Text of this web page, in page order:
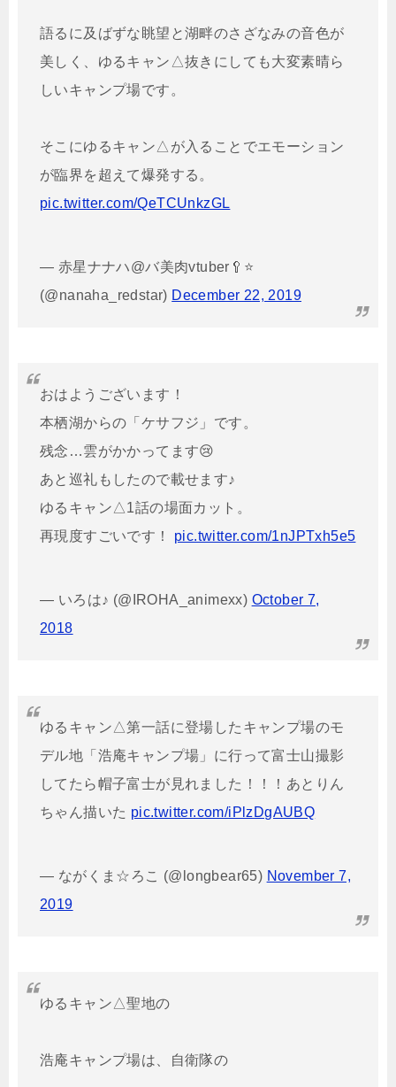
語るに及ばずな眺望と湖畔のさざなみの音色が
美しく、ゆるキャン△抜きにしても大変素晴ら
しいキャンプ場です。
そこにゆるキャン△が入ることでエモーション
が臨界を超えて爆発する。
pic.twitter.com/QeTCUnkzGL
— 赤星ナナハ@バ美肉vtuber🥄⭐️
(@nanaha_redstar) December 22, 2019
おはようございます！
本栖湖からの「ケサフジ」です。
残念…雲がかかってます😢
あと巡礼もしたので載せます♪
ゆるキャン△1話の場面カット。
再現度すごいです！ pic.twitter.com/1nJPTxh5e5
— いろは♪ (@IROHA_animexx) October 7,
2018
ゆるキャン△第一話に登場したキャンプ場のモ
デル地「浩庵キャンプ場」に行って富士山撮影
してたら帽子富士が見れました！！！あとりん
ちゃん描いた pic.twitter.com/iPlzDgAUBQ
— ながくま☆ろこ (@longbear65) November 7,
2019
ゆるキャン△聖地の
浩庵キャンプ場は、自衛隊の